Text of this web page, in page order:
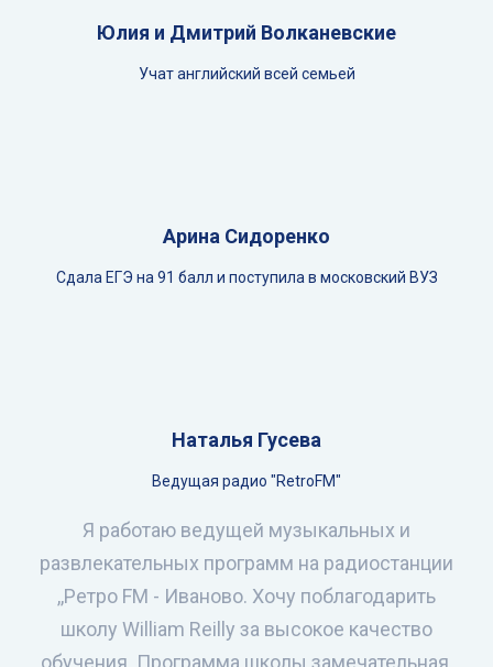
Юлия и Дмитрий Волканевские
Учат английский всей семьей
Арина Сидоренко
Сдала ЕГЭ на 91 балл и поступила в московский ВУЗ
Наталья Гусева
Ведущая радио "RetroFM"
Я работаю ведущей музыкальных и
развлекательных программ на радиостанции
,,Ретро FM - Иваново. Хочу поблагодарить
школу William Reilly за высокое качество
обучения. Программа школы замечательная,